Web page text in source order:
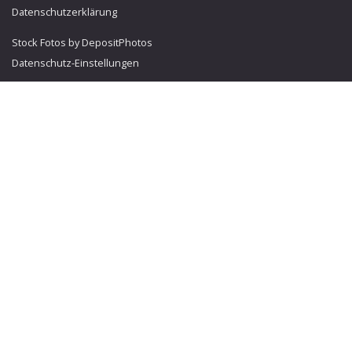
Datenschutzerklärung
Stock Fotos by DepositPhotos
Datenschutz-Einstellungen